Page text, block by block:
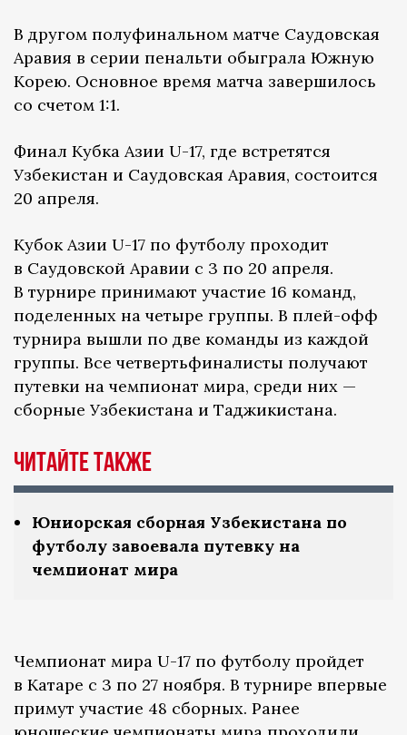
В другом полуфинальном матче Саудовская
Аравия в серии пенальти обыграла Южную
Корею. Основное время матча завершилось
со счетом 1:1.
Финал Кубка Азии U-17, где встретятся
Узбекистан и Саудовская Аравия, состоится
20 апреля.
Кубок Азии U-17 по футболу проходит
в Саудовской Аравии с 3 по 20 апреля.
В турнире принимают участие 16 команд,
поделенных на четыре группы. В плей-офф
турнира вышли по две команды из каждой
группы. Все четвертьфиналисты получают
путевки на чемпионат мира, среди них —
сборные Узбекистана и Таджикистана.
Читайте также
Юниорская сборная Узбекистана по
футболу завоевала путевку на
чемпионат мира
Чемпионат мира U-17 по футболу пройдет
в Катаре с 3 по 27 ноября. В турнире впервые
примут участие 48 сборных. Ранее